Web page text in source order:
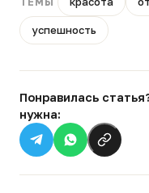
успешность
Понравилась
нужна: